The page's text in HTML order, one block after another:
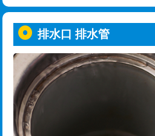
用（追加）/3ｍ超え)
給水管工事※（ライニング鋼管・銅
管・ポリ管・HT管使用/3ｍまで)
給水管工事※（ライニング鋼管・銅
管・ポリ管・HT管使用/3ｍ超え)
排水管工事（土の掘削・埋め戻し作
トーラー機使用/3mまで
追加トーラー機使用/3m超え
カメラ調査
桝清掃
排水口 排水管